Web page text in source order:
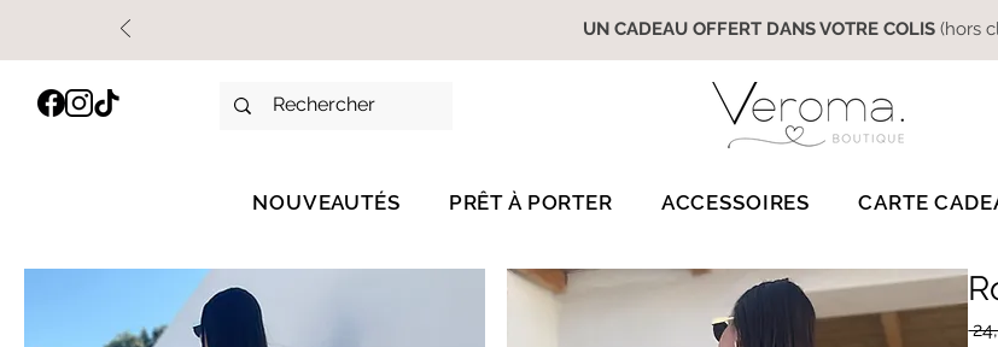
UN CADEAU OFFERT DANS VOTRE COLIS (hors
NOUVEAUTÉS PRÊT À PORTER ACCESSOIRES CARTE